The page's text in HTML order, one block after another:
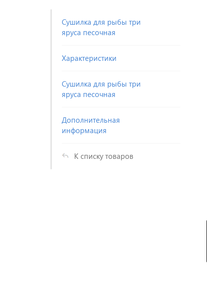
Сушилка для рыбы три
яруса песочная
Характеристики
Сушилка для рыбы три
яруса песочная
Дополнительная
информация
К списку товаров